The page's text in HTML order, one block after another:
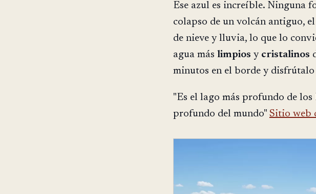
Ese azul es increíble. Ninguna
colapso de un volcán antiguo,
de nieve y lluvia, lo que lo
agua más limpios y cristalinos
minutos en el borde y disfrútalo
"Es el lago más profundo de
profundo del mundo" Sitio web